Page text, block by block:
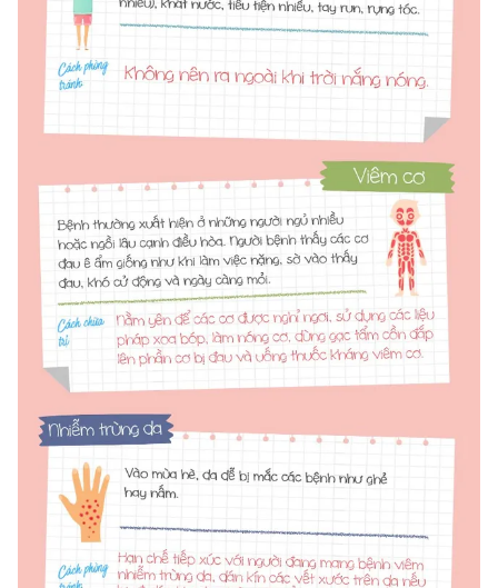
Liên hệ quảng cáo:024-7300.7108
® Cấm sao chép dưới mọi hình thức nếu không có sự chấp
thuận bằng văn bản. Ghi rõ nguồn VTV.vn khi phát hành lại
thông tin từ website này.